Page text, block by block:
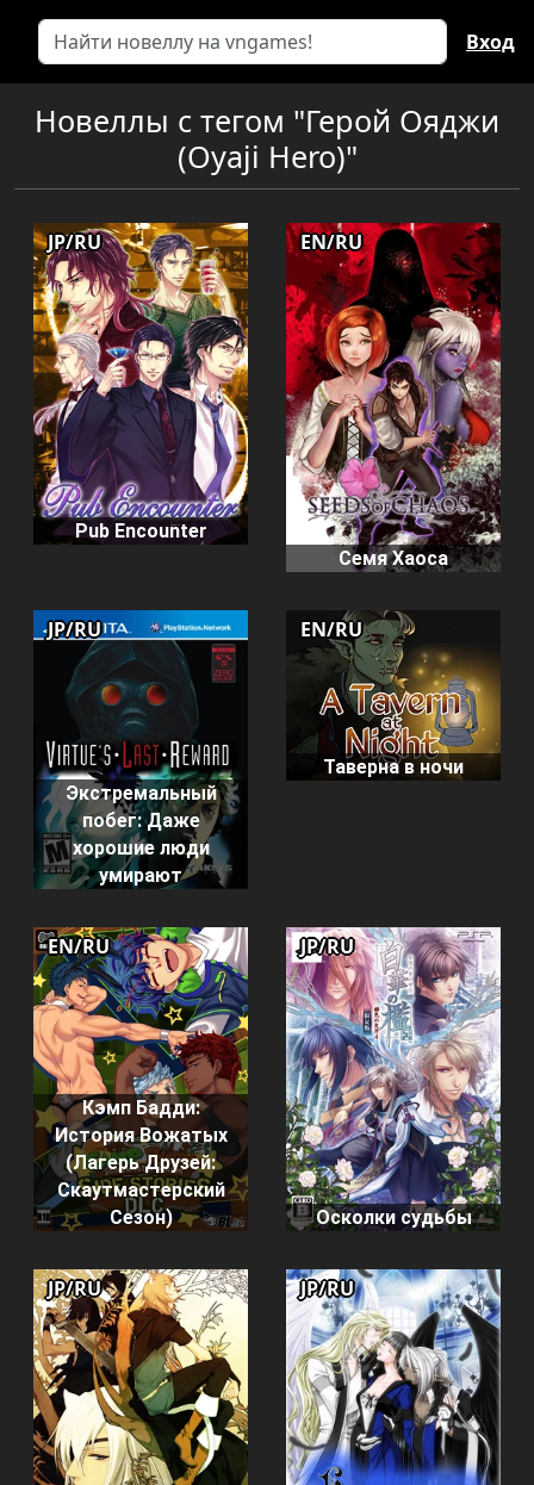
Вход
Новеллы с тегом "Герой Ояджи
(Oyaji Hero)"
Pub Encounter
JP/RU
Семя Хаоса
EN/RU
Экстремальный
побег: Даже
хорошие люди
умирают
JP/RU
Таверна в ночи
EN/RU
Кэмп Бадди:
История Вожатых
(Лагерь Друзей:
Скаутмастерский
Сезон)
EN/RU
Осколки судьбы
JP/RU
JP/RU JP/RU